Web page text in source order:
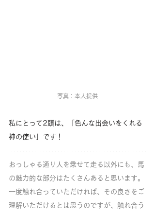
写真：本人提供
私にとって2頭は、「色んな出会いをくれる
神の使い」です！
おっしゃる通り人を乗せて走る以外にも、馬
の魅力的な部分はたくさんあると思います。
一度触れ合っていただければ、その良さをご
理解いただけるとは思うのですが、触れ合う